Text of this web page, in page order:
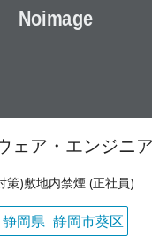
ェア・エンジニア
策)敷地内禁煙 (正社員)
静岡県 静岡市葵区